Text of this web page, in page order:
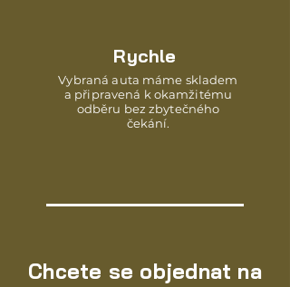
Rychle
Vybraná auta máme skladem
a připravená k okamžitému
odběru bez zbytečného
čekání.
Chcete se objednat na